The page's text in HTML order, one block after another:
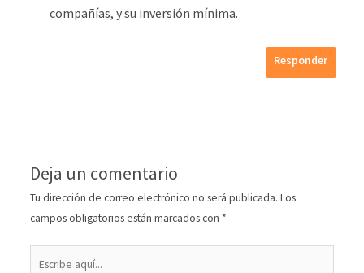
compañías, y su inversión mínima.
Responder
Deja un comentario
Tu dirección de correo electrónico no será publicada. Los
campos obligatorios están marcados con *